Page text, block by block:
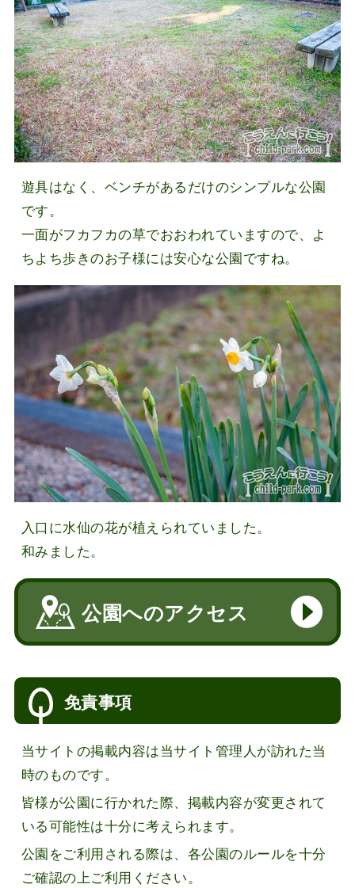
遊具はなく、ベンチがあるだけのシンプルな公園
です。
一面がフカフカの草でおおわれていますので、よ
ちよち歩きのお子様には安心な公園ですね。
入口に水仙の花が植えられていました。
和みました。
公園へのアクセス
免責事項
当サイトの掲載内容は当サイト管理人が訪れた当
時のものです。
皆様が公園に行かれた際、掲載内容が変更されて
いる可能性は十分に考えられます。
公園をご利用される際は、各公園のルールを十分
ご確認の上ご利用ください。